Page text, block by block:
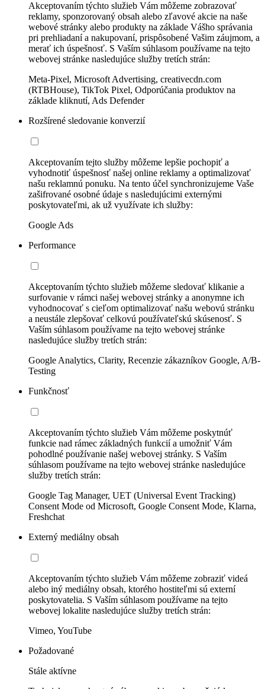
Akceptovaním týchto služieb Vám môžeme zobrazovať
reklamy, sponzorovaný obsah alebo zľavové akcie na naše
webové stránky alebo produkty na základe Vášho správania
pri prehliadaní a nakupovaní, prispôsobené Vašim záujmom, a
merať ich úspešnosť. S Vaším súhlasom používame na tejto
webovej stránke nasledujúce služby tretích strán:
Meta-Pixel, Microsoft Advertising, creativecdn.com
(RTBHouse), TikTok Pixel, Odporúčania produktov na
základe kliknutí, Ads Defender
Rozšírené sledovanie konverzií
Akceptovaním tejto služby môžeme lepšie pochopiť a
vyhodnotiť úspešnosť našej online reklamy a optimalizovať
našu reklamnú ponuku. Na tento účel synchronizujeme Vaše
zašifrované osobné údaje s nasledujúcimi externými
poskytovateľmi, ak už využívate ich služby:
Google Ads
Performance
Akceptovaním týchto služieb môžeme sledovať klikanie a
surfovanie v rámci našej webovej stránky a anonymne ich
vyhodnocovať s cieľom optimalizovať našu webovú stránku
a neustále zlepšovať celkovú používateľskú skúsenosť. S
Vaším súhlasom používame na tejto webovej stránke
nasledujúce služby tretích strán:
Google Analytics, Clarity, Recenzie zákazníkov Google, A/B-
Testing
Funkčnosť
Akceptovaním týchto služieb Vám môžeme poskytnúť
funkcie nad rámec základných funkcií a umožniť Vám
pohodlné používanie našej webovej stránky. S Vaším
súhlasom používame na tejto webovej stránke nasledujúce
služby tretích strán:
Google Tag Manager, UET (Universal Event Tracking)
Consent Mode od Microsoft, Google Consent Mode, Klarna,
Freshchat
Externý mediálny obsah
Akceptovaním týchto služieb Vám môžeme zobraziť videá
alebo iný mediálny obsah, ktorého hostiteľmi sú externí
poskytovatelia. S Vaším súhlasom používame na tejto
webovej lokalite nasledujúce služby tretích strán:
Vimeo, YouTube
Požadované
Stále aktívne